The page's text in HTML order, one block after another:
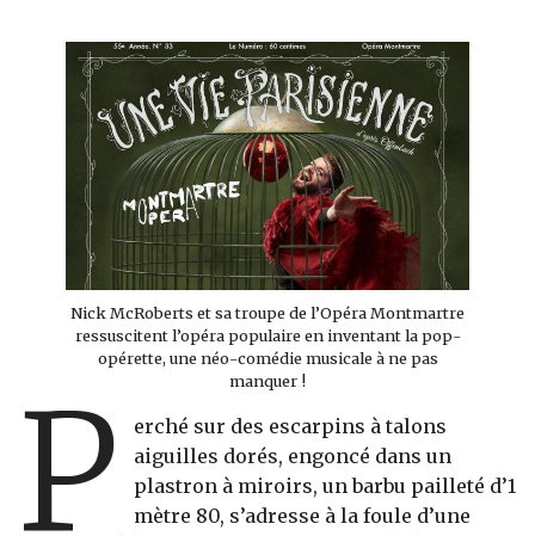
Nick McRoberts et sa troupe de l’Opéra Montmartre
ressuscitent l’opéra populaire en inventant la pop-
opérette, une néo-comédie musicale à ne pas
manquer !
P
erché sur des escarpins à talons
aiguilles dorés, engoncé dans un
plastron à miroirs, un barbu pailleté d’1
mètre 80, s’adresse à la foule d’une